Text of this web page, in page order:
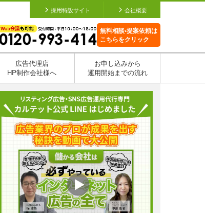
採用特設サイト 会社概要
無料相談•提案依頼は
こちらをクリック
広告代理店
HP制作会社様へ
お申し込みから
運用開始までの流れ